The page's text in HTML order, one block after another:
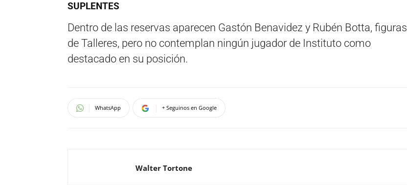
SUPLENTES
Dentro de las reservas aparecen Gastón Benavidez y Rubén Botta, figuras
de Talleres, pero no contemplan ningún jugador de Instituto como
destacado en su posición.
WhatsApp + Seguinos en Google
Walter Tortone